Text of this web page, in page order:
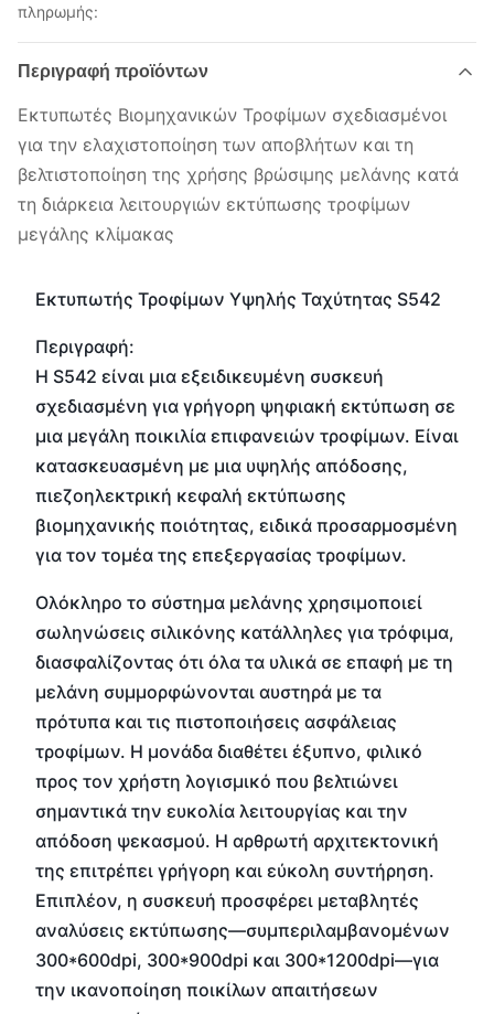
πληρωμής:
Περιγραφή προϊόντων
Εκτυπωτές Βιομηχανικών Τροφίμων σχεδιασμένοι
για την ελαχιστοποίηση των αποβλήτων και τη
βελτιστοποίηση της χρήσης βρώσιμης μελάνης κατά
τη διάρκεια λειτουργιών εκτύπωσης τροφίμων
μεγάλης κλίμακας
Εκτυπωτής Τροφίμων Υψηλής Ταχύτητας S542
Περιγραφή:
Η S542 είναι μια εξειδικευμένη συσκευή
σχεδιασμένη για γρήγορη ψηφιακή εκτύπωση σε
μια μεγάλη ποικιλία επιφανειών τροφίμων. Είναι
κατασκευασμένη με μια υψηλής απόδοσης,
πιεζοηλεκτρική κεφαλή εκτύπωσης
βιομηχανικής ποιότητας, ειδικά προσαρμοσμένη
για τον τομέα της επεξεργασίας τροφίμων.
Ολόκληρο το σύστημα μελάνης χρησιμοποιεί
σωληνώσεις σιλικόνης κατάλληλες για τρόφιμα,
διασφαλίζοντας ότι όλα τα υλικά σε επαφή με τη
μελάνη συμμορφώνονται αυστηρά με τα
πρότυπα και τις πιστοποιήσεις ασφάλειας
τροφίμων. Η μονάδα διαθέτει έξυπνο, φιλικό
προς τον χρήστη λογισμικό που βελτιώνει
σημαντικά την ευκολία λειτουργίας και την
απόδοση ψεκασμού. Η αρθρωτή αρχιτεκτονική
της επιτρέπει γρήγορη και εύκολη συντήρηση.
Επιπλέον, η συσκευή προσφέρει μεταβλητές
αναλύσεις εκτύπωσης—συμπεριλαμβανομένων
300*600dpi, 300*900dpi και 300*1200dpi—για
την ικανοποίηση ποικίλων απαιτήσεων